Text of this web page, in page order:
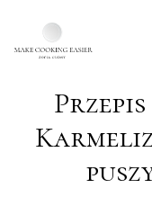
Skip to main content